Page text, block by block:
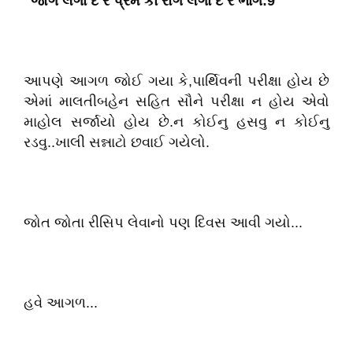
આપણે આગળ જોઈ ગયા કે,પાર્થિવની પરીક્ષા હોય છે
એમાં માલતીબહેન સહિત સૌને પરીક્ષા ન હોય એવો
માહોલ સર્જાયો હોય છે.ન કોઈનુ હસવુ ન કોઈનુ
રડવુ..ખાલી સન્નાટો છવાઈ ગયેલો.
જોત જોતા રીસિપ લેવાનો પણ દિવસ આવી ગયો...
હવે આગળ...